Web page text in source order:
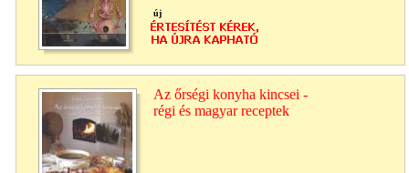
új
Az őrségi konyha kincsei -
régi és magyar receptek